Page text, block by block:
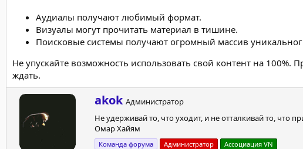
Аудиалы получают любимый формат.
Визуалы могут прочитать материал в тишине.
Поисковые системы получают огромный массив
Не упускайте возможность использовать свой контент на 100%.
ждать.
А
в
т
о
р
akok Администратор
Не удерживай то, что уходит, и не отталкивай то, что
Омар Хайям
Команда форума Администратор Ассоциация VN